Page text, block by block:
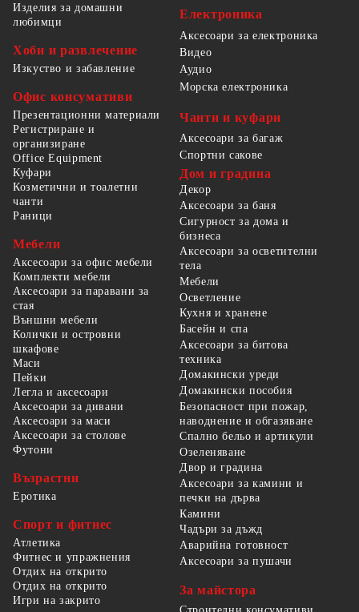
Изделия за домашни
любимци
Хоби и развлечение
Изкуство и забавление
Офис консумативи
Презентационни материали
Регистриране и
организиране
Office Equipment
Електроника
Аксесоари за електроника
Видео
Аудио
Морска електроника
Чанти и куфари
Аксесоари за багаж
Спортни сакове
Куфари
Козметични и тоалетни
чанти
Раници
Мебели
Аксесоари за офис мебели
Комплекти мебели
Аксесоари за паравани за
стая
Външни мебели
Колички и островни
шкафове
Маси
Пейки
Легла и аксесоари
Аксесоари за дивани
Аксесоари за маси
Аксесоари за столове
Футони
Възрастни
Еротика
Спорт и фитнес
Атлетика
Фитнес и упражнения
Отдих на открито
Отдих на открито
Игри на закрито
Дом и градина
Декор
Аксесоари за баня
Сигурност за дома и
бизнеса
Аксесоари за осветителни
тела
Мебели
Осветление
Кухня и хранене
Басейн и спа
Аксесоари за битова
техника
Домакински уреди
Домакински пособия
Безопасност при пожар,
наводнение и обгазяване
Спално бельо и артикули
Озеленяване
Двор и градина
Аксесоари за камини и
печки на дърва
Камини
Чадъри за дъжд
Аварийна готовност
Аксесоари за пушачи
За майстора